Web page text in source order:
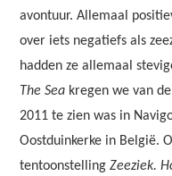
avontuur. Allemaal
over iets negatiefs als
hadden ze allemaal
The Sea kregen we van
2011 te zien was in
Oostduinkerke in België.
tentoonstellingZeeziek.